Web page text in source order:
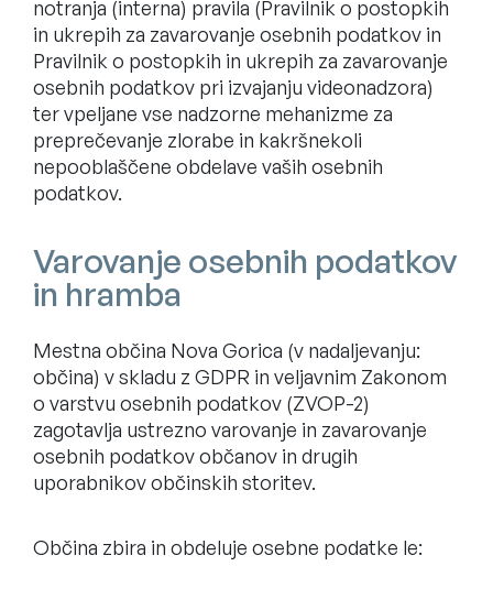
notranja (interna) pravila (Pravilnik o postopkih
in ukrepih za zavarovanje osebnih podatkov in
Pravilnik o postopkih in ukrepih za zavarovanje
osebnih podatkov pri izvajanju videonadzora)
ter vpeljane vse nadzorne mehanizme za
preprečevanje zlorabe in kakršnekoli
nepooblaščene obdelave vaših osebnih
podatkov.
Varovanje osebnih podatkov
in hramba
Mestna občina Nova Gorica (v nadaljevanju:
občina) v skladu z GDPR in veljavnim Zakonom
o varstvu osebnih podatkov (ZVOP-2)
zagotavlja ustrezno varovanje in zavarovanje
osebnih podatkov občanov in drugih
uporabnikov občinskih storitev.
Občina zbira in obdeluje osebne podatke le: